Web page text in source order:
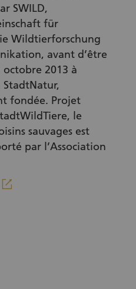
SWILD,
für
Wildtierforschung
avant d’être
octobre 2013 à
StadtNatur,
fondée. Projet
le
sauvages est
par l’Association
linkout